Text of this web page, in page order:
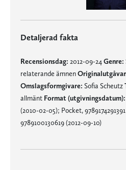
Detaljerad fakta
Recensionsdag: 2012-09-24 Genre:
relaterande ämnen
Omslagsformgivare: Sofia Scheutz
allmänt Format (utgivningsdatum):
(2010-02-05); Pocket,
9789100130619 (2012-09-10)